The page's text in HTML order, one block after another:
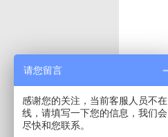
请您留言
感谢您的关注，当前客服人员不在
线，请填写一下您的信息，我们会
尽快和您联系。